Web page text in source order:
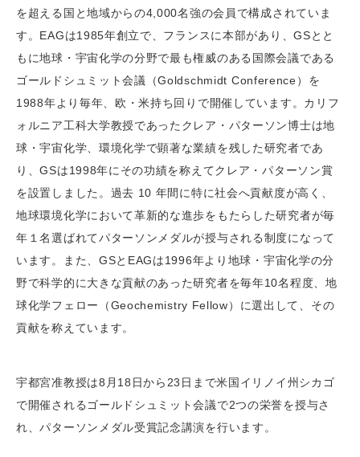
を超える国と地域からの4,000名強の会員で構成されていま
す。EAGは1985年創立で、フランスに本部があり、GSとと
もに地球・宇宙化学の分野で最も権威のある国際会議である
ゴールドシュミット会議（Goldschmidt Conference）を
1988年より毎年、欧・米持ち回りで開催しています。カリフ
ォルニア工科大学教授であったクレア・パターソン博士は地
球・宇宙化学、環境化学で顕著な業績を残した研究者であ
り、GSは1998年にその功績を称えてクレア・パターソン賞
を設置しました。過去 10 年間に特に社会へ貢献度が高く、
地球環境化学において革新的な進歩をもたらした研究者が毎
年１名選ばれてパターソンメダルが授与される制度になって
います。また、GSとEAGは1996年より地球・宇宙化学の分
野で科学的に大きな貢献のあった研究者を毎年10名程度、地
球化学フェロー（Geochemistry Fellow）に選出して、その
貢献を称えています。
宇都宮准教授は8月18日から23日まで米国イリノイ州シカゴ
で開催されるゴールドシュミット会議で2つの栄誉を授与さ
れ、パターソンメダル受賞記念講演を行います。